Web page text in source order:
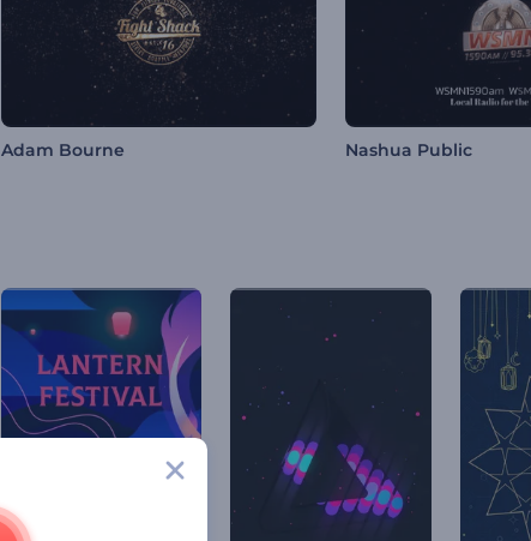
Adam Bourne Nashua Public